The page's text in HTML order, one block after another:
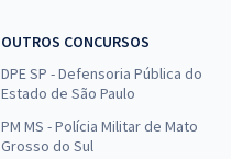
OUTROS CONCURSOS
DPE SP - Defensoria Pública do
Estado de São Paulo
PM MS - Polícia Militar de Mato
Grosso do Sul